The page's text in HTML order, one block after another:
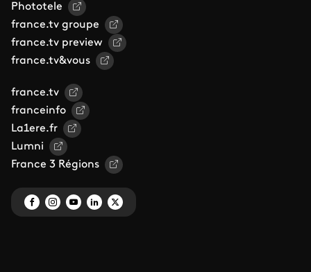
Phototele
france.tv groupe
france.tv preview
france.tv&vous
france.tv
franceinfo
La1ere.fr
Lumni
France 3 Régions